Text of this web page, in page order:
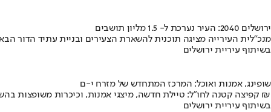
ירושלים 2040: העיר נערכת ל- 1.5 מליון תושבים
מנכ"לית העירייה מציגה תוכנית להשארת הצעירים ובניית עתיד הדור
בשיתוף עיריית ירושלים
שופינג, אמנות ואוכל: המרכז המתחדש של מזרח י-ם
קפיצה קטנה לחו"ל: טיילת חדשה, מיצגי אמנות, וכיכרות משופצות בהשקעה של 100 מיליון ₪
בשיתוף עיריית ירושלים